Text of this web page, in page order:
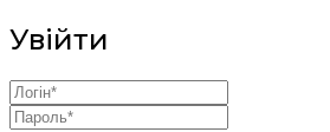
Увійти